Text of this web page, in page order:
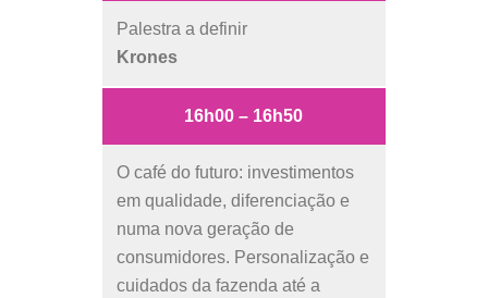
Palestra a definir
Krones
16h00 – 16h50
O café do futuro: investimentos
em qualidade, diferenciação e
numa nova geração de
consumidores. Personalização e
cuidados da fazenda até a